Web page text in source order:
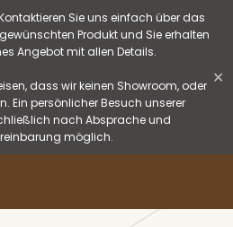
Sie uns einfach über das
Produkt und Sie erhalten
Angebot mit allen Details.
dass wir keinen Showroom, oder
Ein persönlicher Besuch unserer
nach Absprache und
möglich.
✕